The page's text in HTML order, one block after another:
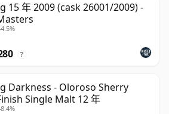
15 年 2009 (cask 26001/2009) -
?
Darkness - Oloroso Sherry
Single Malt 12 年